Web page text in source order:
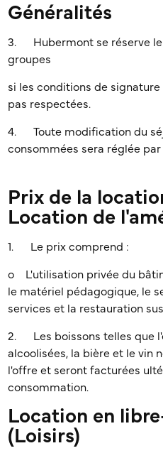
Généralités
3. Hubermont se réserve le
groupes
si les conditions de
pas respectées.
4. Toute modification du
consommées sera réglée
Prix de la
Location de
1. Le prix comprend :
o L'utilisation privée du
le matériel pédagogique, le
services et la restauration
2. Les boissons telles que
alcoolisées, la bière et le vin
l'offre et seront facturées
consommation.
Location en
(Loisirs)